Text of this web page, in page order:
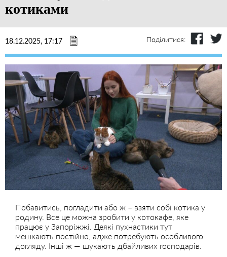
котиками
18.12.2025, 17:17 Поділитися:
Побавитись, погладити або ж – взяти собі котика у
родину. Все це можна зробити у котокафе, яке
працює у Запоріжжі. Деякі пухнастики тут
мешкають постійно, адже потребують особливого
догляду. Інші ж — шукають дбайливих господарів.